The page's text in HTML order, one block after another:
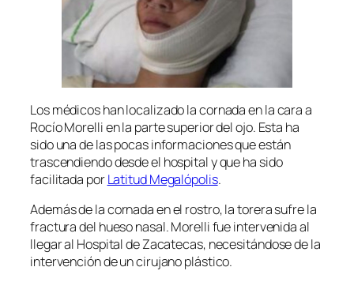
Los médicos han localizado la cornada en la cara a
Rocío Morelli en la parte superior del ojo. Esta ha
sido una de las pocas informaciones que están
trascendiendo desde el hospital y que ha sido
facilitada porLatitud Megalópolis.
Además de la cornada en el rostro, la torera sufre la
fractura del hueso nasal. Morelli fue intervenida al
llegar al Hospital de Zacatecas, necesitándose de la
intervención de un cirujano plástico.